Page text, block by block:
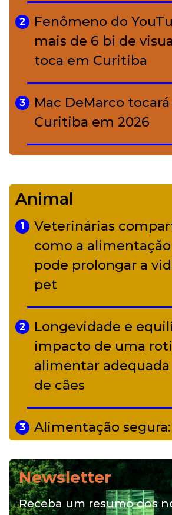
função de cada ativo
2
Fenômeno do
mais de 6 bi de
toca em Curitiba
3
Mac DeMarco
Curitiba em 2026
Camerata tem
diverso a partir de R$
Adriana
alter ego infantil
Curitiba
Animal
1
Veterinárias
como a
pode prolongar a
pet
2
Longevidade e
impacto de uma
alimentar adequada
de cães
3
Alimentação segura:
4
Alimentação natural
feeding: conheça
Newsletter
Receba um resumo dos